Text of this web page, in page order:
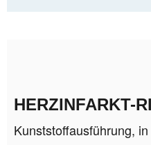
HERZINFARKT-
Kunststoffausführung,